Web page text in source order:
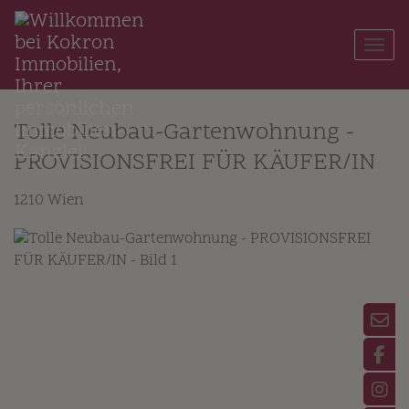
Tolle Neubau-Gartenwohnung -
PROVISIONSFREI FÜR KÄUFER/IN
1210 Wien